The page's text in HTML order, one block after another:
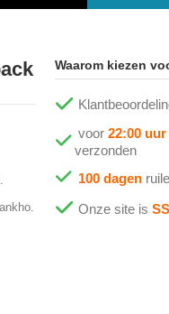
Waarom kiezen
voor 22:00 uur
verzonden
100 dagen
Onze site is